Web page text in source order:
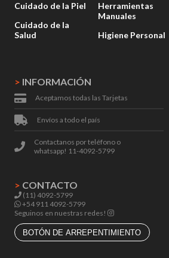
> INFORMACIÓN
Aceptamos todas las Tarjetas
Envíos a todo el país
Contactanos por teléfono o
whatsapp! 11-4092-5799
Cuidado de la Piel
Cuidado de la
Salud
Herramientas
Manuales
Higiene Personal
> CONTACTO
(11) 4092-5799
+54 911 4092-5799
Seguinos en nuestras redes!
BOTÓN DE ARREPENTIMIENTO